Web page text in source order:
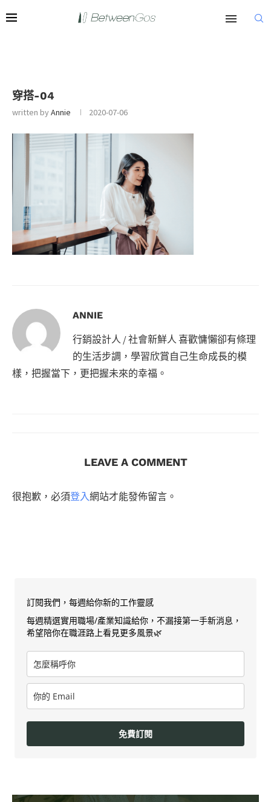
穿搭-04
written byAnnie 2020-07-06
ANNIE
行銷設計人 / 社會新鮮人 喜歡慵懶卻有條理
的生活步調，學習欣賞自己生命成長的模
樣，把握當下，更把握未來的幸福。
LEAVE A COMMENT
很抱歉，必須登入網站才能發佈留言。
訂閱我們，每週給你新的工作靈感
每週精選實用職場/產業知識給你，不漏接第一手新消息，
希望陪你在職涯路上看見更多風景🌿
免費訂閱